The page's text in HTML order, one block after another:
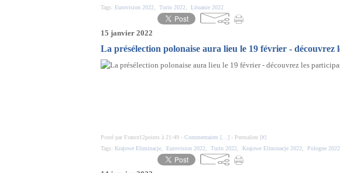
Tags: Eurovision 2022 Turin 2022 Lituanie 2022
15 janvier 2022
La présélection polonaise aura lieu le 19 février - découvrez
Posté par France12points à 21:49 - Commentaires [ ] - Permalien [#]
Tags: Krajowe Eliminacje Eurovision 2022 Turin 2022 Krajowe Eliminacje 2022 Pologne 2022